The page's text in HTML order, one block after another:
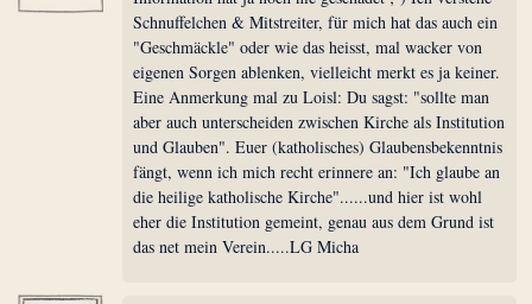
Schnuffelchen & Mitstreiter, für mich hat das auch ein
"Geschmäckle" oder wie das heisst, mal wacker von
eigenen Sorgen ablenken, vielleicht merkt es ja keiner.
Eine Anmerkung mal zu Loisl: Du sagst: "sollte man
aber auch unterscheiden zwischen Kirche als Institution
und Glauben". Euer (katholisches) Glaubensbekenntnis
fängt, wenn ich mich recht erinnere an: "Ich glaube an
die heilige katholische Kirche"......und hier ist wohl
eher die Institution gemeint, genau aus dem Grund ist
das net mein Verein.....LG Micha